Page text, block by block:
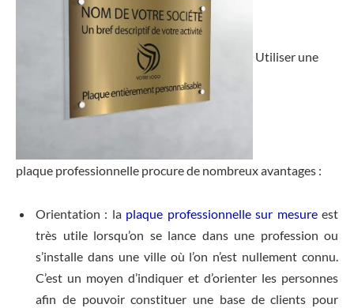
Utiliser une
plaque professionnelle procure de nombreux avantages :
Orientation : la plaque professionnelle sur mesureest
très utile lorsqu’on se lance dans une profession ou
s’installe dans une ville où l’on n’est nullement connu.
C’est un moyen d’indiquer et d’orienter les personnes
afin de pouvoir constituer une base de clients pour